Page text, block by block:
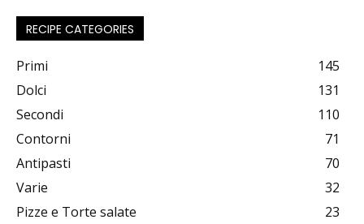
RECIPE CATEGORIES
Primi
145
Dolci
131
Secondi
110
Contorni
71
Antipasti
70
Varie
32
Pizze e Torte salate
23